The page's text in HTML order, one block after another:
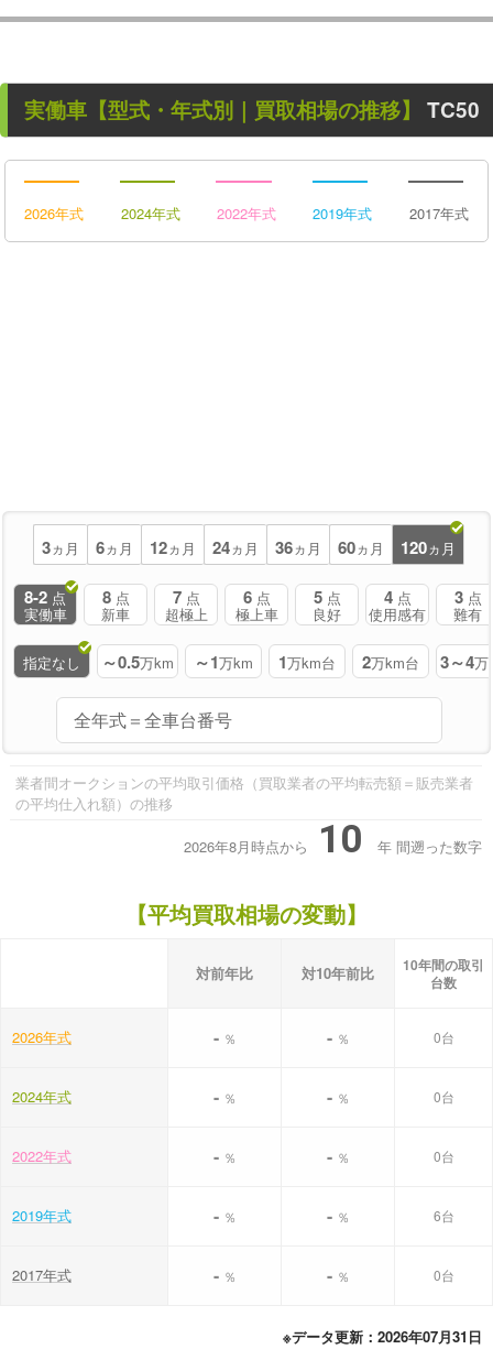
実働車 【型式・年式別｜買取相場の推移】 TC50
2026年式 2024年式 2022年式 2019年式 2017年式
3ヵ月 6ヵ月 12ヵ月 24ヵ月 36ヵ月 60ヵ月 120ヵ月
8-2 点
実働車
8 点
新車
7 点
超極上
6 点
極上車
5 点
良好
4 点
使用感有
3 点
難有
指定なし ～0.5万km ～1万km 1万km台 2万km台 3～4万
業者間オークションの平均取引価格（買取業者の平均転売額＝販売業者
の平均仕入れ額）の推移
2026年8月時点から 10 年 間遡った数字
【平均買取相場の変動】
対前年比 対10年前比
10年間の取引
台数
2026年式 - ％ - ％ 0台
2024年式 - ％ - ％ 0台
2022年式 - ％ - ％ 0台
2019年式 - ％ - ％ 6台
2017年式 - ％ - ％ 0台
※データ更新：2026年07月31日